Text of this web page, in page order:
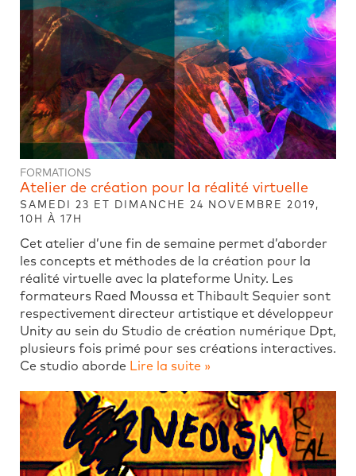
FORMATIONS
Atelier de création pour la réalité virtuelle
SAMEDI 23 ET DIMANCHE 24 NOVEMBRE 2019,
10H À 17H
Cet atelier d’une fin de semaine permet d’aborder
les concepts et méthodes de la création pour la
réalité virtuelle avec la plateforme Unity. Les
formateurs Raed Moussa et Thibault Sequier sont
respectivement directeur artistique et développeur
Unity au sein du Studio de création numérique Dpt,
plusieurs fois primé pour ses créations interactives.
Ce studio aborde Lire la suite »